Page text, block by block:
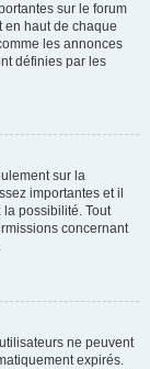
sur le forum
haut de chaque
les annonces
définies par les
sur la
importantes et il
possibilité. Tout
concernant
ne peuvent
expirés.